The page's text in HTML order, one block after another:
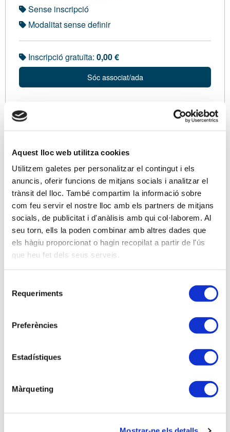
Aquest lloc web utilitza cookies
Utilitzem galetes per personalitzar el contingut i els
anuncis, oferir funcions de mitjans socials i analitzar el
trànsit del lloc. També compartim la informació sobre
com feu servir el nostre lloc amb els partners de mitjans
socials, de publicitat i d'anàlisis amb qui col·laborem. Al
seu torn, ells la poden combinar amb altres dades que
els hàgiu proporcionat o hagin recopilat a partir de l'ús
que heu fet dels seus serveis.
Requeriments
Preferències
Estadístiques
Màrqueting
Sense inscripció
Modalitat sense definir
Inscripció gratuïta: 0,00 €
Sóc associat/ada
Ponents
de l’AEAT a Girona.
Descripció
PLACES EXHAURIDES!!!
La sessió que us presentem ens servirà per la
posada al dia de les novetats més rellevants del
l’impost sobre la renda de les persones físiques, es
1.Obligació de la presentació de l’IRPF.
3.Base Imposable General.
- Altres rendiments del capital mobiliari.
- Guanys i Pèrdues patrimonials no derivades de
4.Base Imposable Estalvi.
- Rendiments de Capital Mobiliari.